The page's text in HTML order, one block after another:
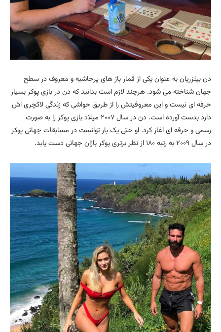
دن بیلزریان به عنوان یکی از قمار باز های پرحاشیه و معروف در سطح
جهان شناخته می شود. هرچند لازم است بدانید که دن در بازی پوکر بسیار
حرفه ای نیست و این معروفیتش را از طریق حواشی که زندگی لاکچری اش
دارد بدست آورده است. دن در سال ۲۰۰۷ میلاد بازی پوکر را به صورت
رسمی و حرفه ای آغاز کرد. او حتی یک بار توانست در مسابقات جهانی پوکر
در سال ۲۰۰۹ به رتبه ۱۸۰ از نظر برتری پوکر بازان جهانی دست یابد.